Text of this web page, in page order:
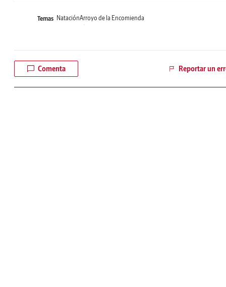
Temas NataciónArroyo de la Encomienda
Comenta Reportar un